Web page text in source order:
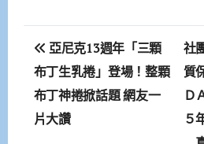
文
章
導
亞尼克13週年「三顆
布丁生乳捲」登場！整顆
布丁神捲掀話題 網友一
片大讚
社
質
Ｄ
５